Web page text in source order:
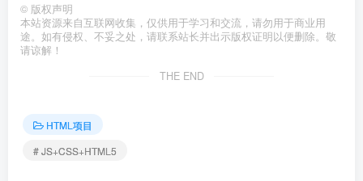
© 版权声明
本站资源来自互联网收集，仅供用于学习和交流，请勿用于商业用
途。如有侵权、不妥之处，请联系站长并出示版权证明以便删除。敬
请谅解！
THE END
HTML项目
# JS+CSS+HTML5